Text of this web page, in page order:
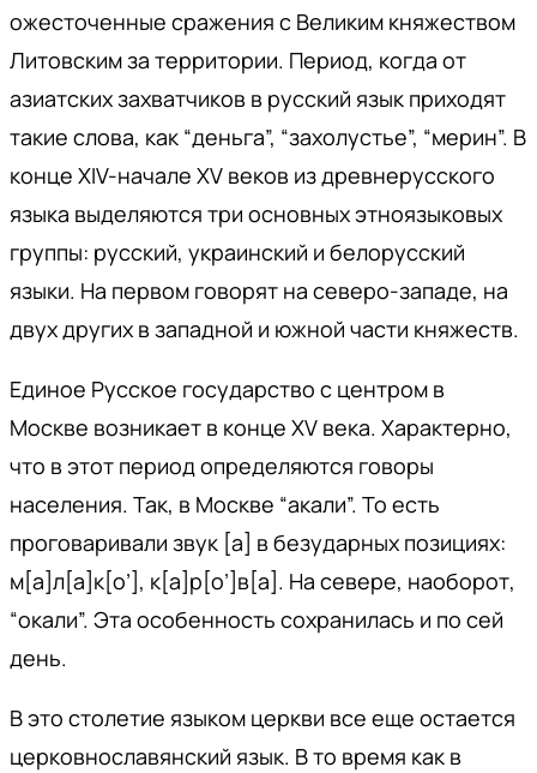
ожесточенные сражения с Великим княжеством
Литовским за территории. Период, когда от
азиатских захватчиков в русский язык приходят
такие слова, как “деньга”, “захолустье”, “мерин”. В
конце XIV-начале XV веков из древнерусского
языка выделяются три основных этноязыковых
группы: русский, украинский и белорусский
языки. На первом говорят на северо-западе, на
двух других в западной и южной части княжеств.
Единое Русское государство с центром в
Москве возникает в конце XV века. Характерно,
что в этот период определяются говоры
населения. Так, в Москве “акали”. То есть
проговаривали звук [a] в безударных позициях:
м[а]л[а]к[о’], к[а]р[о’]в[а]. На севере, наоборот,
“окали”. Эта особенность сохранилась и по сей
день.
В это столетие языком церкви все еще остается
церковнославянский язык. В то время как в